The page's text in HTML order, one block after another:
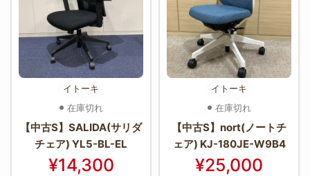
イトーキ
在庫切れ
【中古S】SALIDA(サリダ
チェア) YL5-BL-EL
¥14,300
イトーキ
在庫切れ
【中古S】nort(ノートチ
ェア) KJ-180JE-W9B4
¥25,000